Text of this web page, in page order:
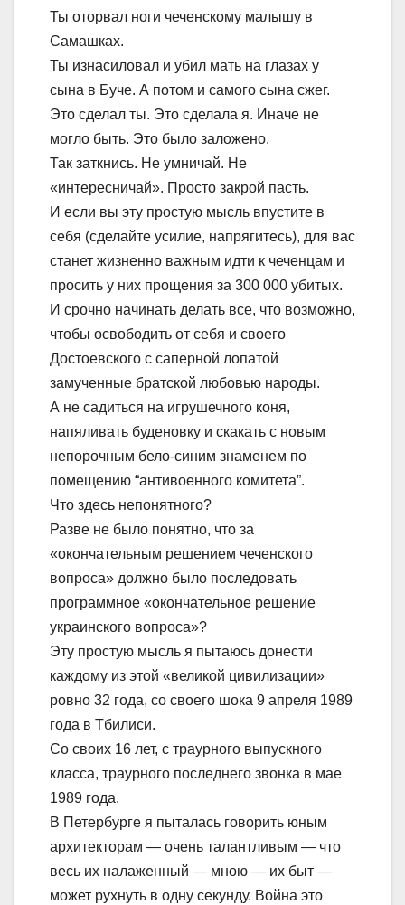
Ты оторвал ноги чеченскому малышу в
Самашках.
Ты изнасиловал и убил мать на глазах у
сына в Буче. А потом и самого сына сжег.
Это сделал ты. Это сделала я. Иначе не
могло быть. Это было заложено.
Так заткнись. Не умничай. Не
«интересничай». Просто закрой пасть.
И если вы эту простую мысль впустите в
себя (сделайте усилие, напрягитесь), для вас
станет жизненно важным идти к чеченцам и
просить у них прощения за 300 000 убитых.
И срочно начинать делать все, что возможно,
чтобы освободить от себя и своего
Достоевского с саперной лопатой
замученные братской любовью народы.
А не садиться на игрушечного коня,
напяливать буденовку и скакать с новым
непорочным бело-синим знаменем по
помещению “антивоенного комитета”.
Что здесь непонятного?
Разве не было понятно, что за
«окончательным решением чеченского
вопроса» должно было последовать
программное «окончательное решение
украинского вопроса»?
Эту простую мысль я пытаюсь донести
каждому из этой «великой цивилизации»
ровно 32 года, со своего шока 9 апреля 1989
года в Тбилиси.
Со своих 16 лет, с траурного выпускного
класса, траурного последнего звонка в мае
1989 года.
В Петербурге я пыталась говорить юным
архитекторам — очень талантливым — что
весь их налаженный — мною — их быт —
может рухнуть в одну секунду. Война это